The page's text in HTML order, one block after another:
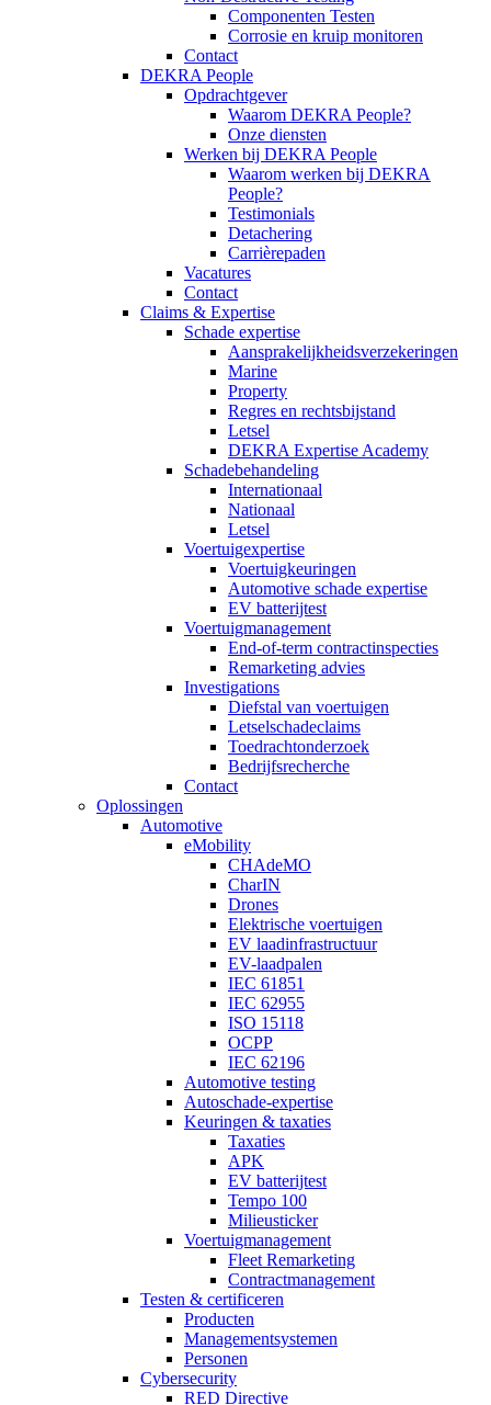
Componenten Testen
Corrosie en kruip monitoren
Contact
DEKRA People
Opdrachtgever
Waarom DEKRA People?
Onze diensten
Werken bij DEKRA People
Waarom werken bij DEKRA
People?
Testimonials
Detachering
Carrièrepaden
Vacatures
Contact
Claims & Expertise
Schade expertise
Aansprakelijkheidsverzekeringen
Marine
Property
Regres en rechtsbijstand
Letsel
DEKRA Expertise Academy
Schadebehandeling
Internationaal
Nationaal
Letsel
Voertuigexpertise
Voertuigkeuringen
Automotive schade expertise
EV batterijtest
Voertuigmanagement
End-of-term contractinspecties
Remarketing advies
Investigations
Diefstal van voertuigen
Letselschadeclaims
Toedrachtonderzoek
Bedrijfsrecherche
Contact
Oplossingen
Automotive
eMobility
CHAdeMO
CharIN
Drones
Elektrische voertuigen
EV laadinfrastructuur
EV-laadpalen
IEC 61851
IEC 62955
ISO 15118
OCPP
IEC 62196
Automotive testing
Autoschade-expertise
Keuringen & taxaties
Taxaties
APK
EV batterijtest
Tempo 100
Milieusticker
Voertuigmanagement
Fleet Remarketing
Contractmanagement
Testen & certificeren
Producten
Managementsystemen
Personen
Cybersecurity
RED Directive